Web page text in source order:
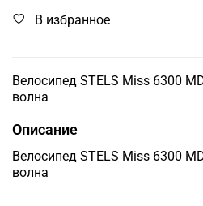
В избранное
Велосипед STELS Miss 6300
волна
Описание
Велосипед STELS Miss 6300
волна